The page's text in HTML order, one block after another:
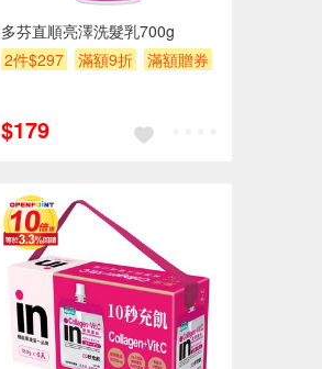
多芬直順亮澤洗髮乳700g
2件$297
滿額9折
滿額贈券
$179